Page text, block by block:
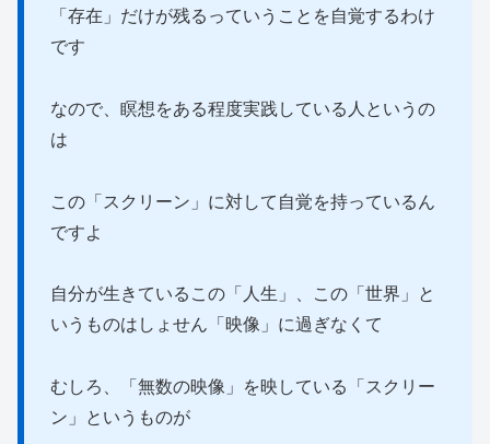
「存在」だけが残るっていうことを自覚するわけ
です
なので、瞑想をある程度実践している人というの
は
この「スクリーン」に対して自覚を持っているん
ですよ
自分が生きているこの「人生」、この「世界」と
いうものはしょせん「映像」に過ぎなくて
むしろ、「無数の映像」を映している「スクリー
ン」というものが